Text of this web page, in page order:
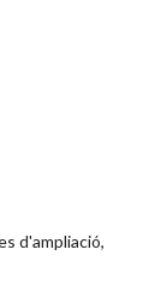
d'ampliació,